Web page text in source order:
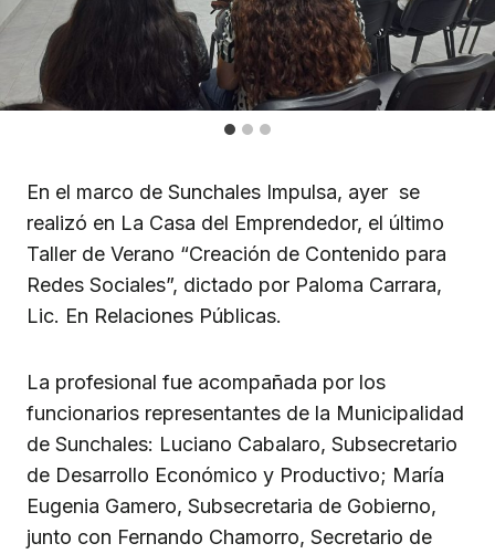
En el marco de Sunchales Impulsa, ayer se
realizó en La Casa del Emprendedor, el último
Taller de Verano “Creación de Contenido para
Redes Sociales”, dictado por Paloma Carrara,
Lic. En Relaciones Públicas.
La profesional fue acompañada por los
funcionarios representantes de la Municipalidad
de Sunchales: Luciano Cabalaro, Subsecretario
de Desarrollo Económico y Productivo; María
Eugenia Gamero, Subsecretaria de Gobierno,
junto con Fernando Chamorro, Secretario de